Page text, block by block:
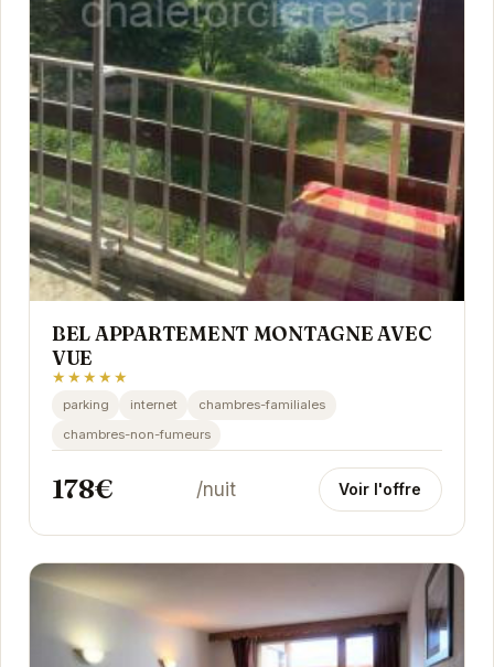
BEL APPARTEMENT MONTAGNE AVEC
VUE
★★★★★
parking internet
chambres-familiales
chambres-non-fumeurs
178€ /nuit Voir l'offre